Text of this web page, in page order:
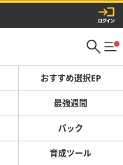
おすすめ選択EP
最強週間
パック
育成ツール